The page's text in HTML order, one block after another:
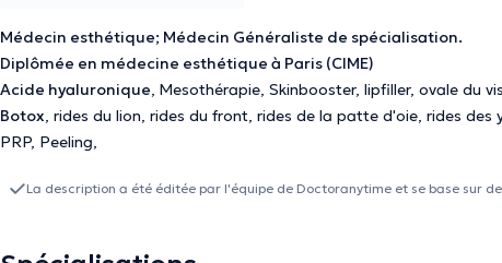
Médecin esthétique; Médecin Généraliste de spécialisation.
Diplômée en médecine esthétique à Paris (CIME)
Acide hyaluronique, Mesothérapie, Skinbooster, lipfiller, ovale du
Botox, rides du lion, rides du front, rides de la patte d'oie, rides des
PRP, Peeling,
La description a été éditée par l'équipe de Doctoranytime et se base sur